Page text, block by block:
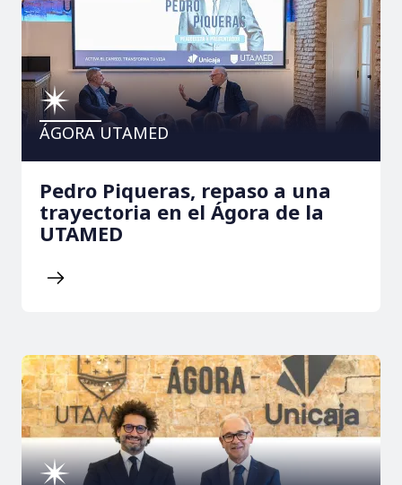
ÁGORA UTAMED
Pedro Piqueras, repaso a una
trayectoria en el Ágora de la
UTAMED